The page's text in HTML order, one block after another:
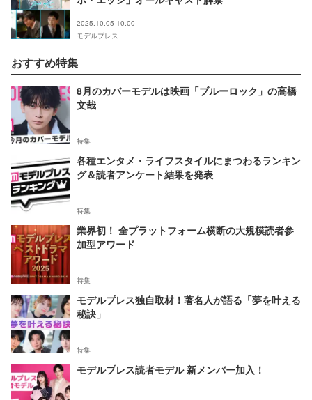
2025.10.05 10:00
モデルプレス
おすすめ特集
8月のカバーモデルは映画「ブルーロック」の高橋
文哉
特集
各種エンタメ・ライフスタイルにまつわるランキン
グ＆読者アンケート結果を発表
特集
業界初！ 全プラットフォーム横断の大規模読者参
加型アワード
特集
モデルプレス独自取材！著名人が語る「夢を叶える
秘訣」
特集
モデルプレス読者モデル 新メンバー加入！